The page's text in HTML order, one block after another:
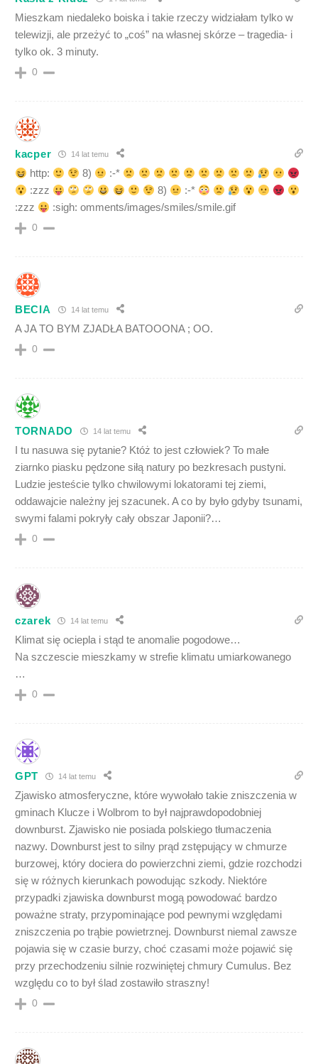
Mieszkam niedaleko boiska i takie rzeczy widziałam tylko w
telewizji, ale przeżyć to „coś” na własnej skórze – tragedia- i
tylko ok. 3 minuty.
0
kacper 14 lat temu
http: 8)
:-*
:zzz
8)
:-*
:zzz
:sigh: omments/images/smiles/smile.gif
0
BECIA 14 lat temu
A JA TO BYM ZJADŁA BATOOONA ; OO.
0
TORNADO 14 lat temu
I tu nasuwa się pytanie? Któż to jest człowiek? To małe
ziarnko piasku pędzone siłą natury po bezkresach pustyni.
Ludzie jesteście tylko chwilowymi lokatorami tej ziemi,
oddawajcie należny jej szacunek. A co by było gdyby tsunami,
swymi falami pokryły cały obszar Japonii?…
0
czarek 14 lat temu
Klimat się ociepla i stąd te anomalie pogodowe…
Na szczescie mieszkamy w strefie klimatu umiarkowanego
…
0
GPT 14 lat temu
Zjawisko atmosferyczne, które wywołało takie zniszczenia w
gminach Klucze i Wolbrom to był najprawdopodobniej
downburst. Zjawisko nie posiada polskiego tłumaczenia
nazwy. Downburst jest to silny prąd zstępujący w chmurze
burzowej, który dociera do powierzchni ziemi, gdzie rozchodzi
się w różnych kierunkach powodując szkody. Niektóre
przypadki zjawiska downburst mogą powodować bardzo
poważne straty, przypominające pod pewnymi względami
zniszczenia po trąbie powietrznej. Downburst niemal zawsze
pojawia się w czasie burzy, choć czasami może pojawić się
przy przechodzeniu silnie rozwiniętej chmury Cumulus. Bez
względu co to był ślad zostawiło straszny!
0